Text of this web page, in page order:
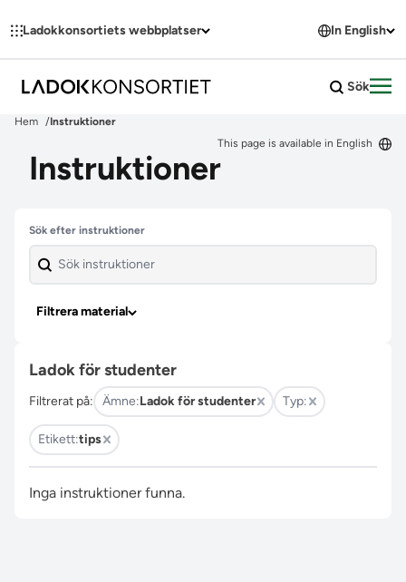
Ladokkonsortiets webbplatser In English
Sök
Hem
Instruktioner
This page is available in English
Instruktioner
Hoppa över filter
Sök efter instruktioner
Filtrera material
Ladok för studenter
Filtrerat på: Ämne:Ladok för studenter Typ:
Etikett:tips
Inga instruktioner funna.